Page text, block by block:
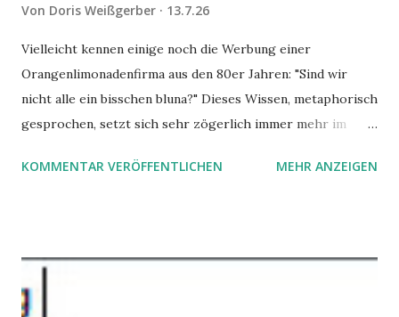
Von Doris Weißgerber 13.7.26
Vielleicht kennen einige noch die Werbung einer
Orangenlimonadenfirma aus den 80er Jahren: "Sind wir
nicht alle ein bisschen bluna?" Dieses Wissen, metaphorisch
gesprochen, setzt sich sehr zögerlich immer mehr im
gleich. Im Arbeitskontext kann es zu nicht verstandenen
Angstzuständen ihrer Mitglieder. Dafür könnte es Gründe
geben, die weitgehend noch im Dunkeln zu liegen scheinen.
KOMMENTAR VERÖFFENTLICHEN MEHR ANZEIGEN